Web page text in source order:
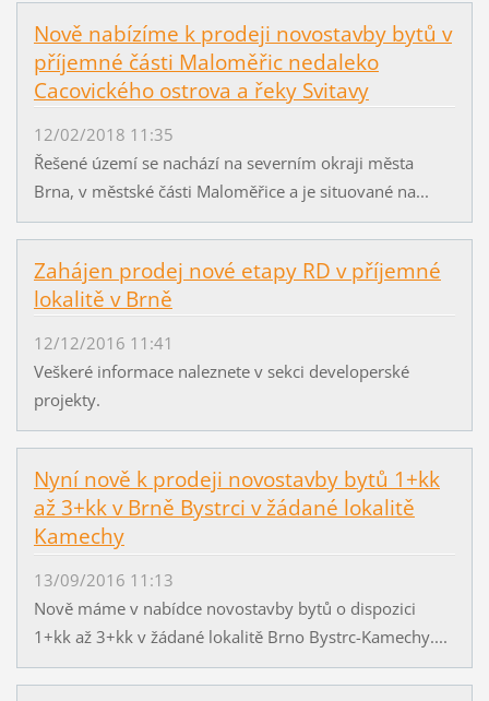
Nově nabízíme k prodeji novostavby bytů v
příjemné části Maloměřic nedaleko
Cacovického ostrova a řeky Svitavy
12/02/2018 11:35
Řešené území se nachází na severním okraji města
Brna, v městské části Maloměřice a je situované na...
Zahájen prodej nové etapy RD v příjemné
lokalitě v Brně
12/12/2016 11:41
Veškeré informace naleznete v sekci developerské
projekty.
Nyní nově k prodeji novostavby bytů 1+kk
až 3+kk v Brně Bystrci v žádané lokalitě
Kamechy
13/09/2016 11:13
Nově máme v nabídce novostavby bytů o dispozici
1+kk až 3+kk v žádané lokalitě Brno Bystrc-Kamechy....